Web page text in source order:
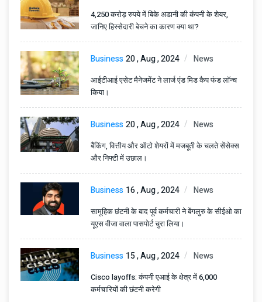
4,250 करोड़ रुपये में बिके अडानी की कंपनी के शेयर,
जानिए हिस्सेदारी बेचने का कारण क्या था?
Business20 , Aug , 2024 News
आईटीआई एसेट मैनेजमेंट ने लार्ज एंड मिड कैप फंड लॉन्च
किया।
Business20 , Aug , 2024 News
बैंकिंग, वित्तीय और ऑटो शेयरों में मजबूती के चलते सेंसेक्स
और निफ्टी में उछाल।
Business 16 , Aug , 2024 News
सामूहिक छंटनी के बाद पूर्व कर्मचारी ने बेंगलुरु के सीईओ का
यूएस वीजा वाला पासपोर्ट चुरा लिया।
Business 15 , Aug , 2024 News
Cisco layoffs: कंपनी एआई के क्षेत्र में 6,000
कर्मचारियों की छंटनी करेगी